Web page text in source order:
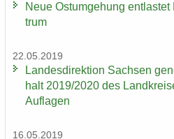
Neue Ost­um­ge­hung
trum
22.05.2019
Lan­des­di­rek­ti­on Sach­sen
halt 2019/2020 des
Auf­la­gen
16.05.2019